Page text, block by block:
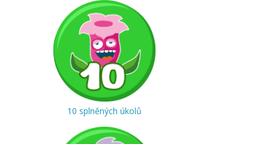
10 splněných úkolů